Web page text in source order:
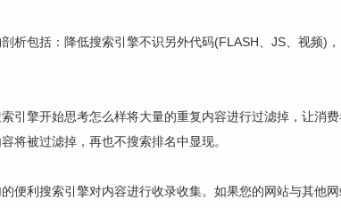
析包括：降低搜索引擎不识另外代码(FLASH、JS、视频)
引擎开始思考怎么样将大量的重复内容进行过滤掉，让消
将被过滤掉，再也不搜索排名中显现。
便利搜索引擎对内容进行收录收集。如果您的网站与其他